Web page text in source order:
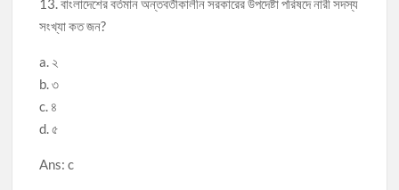
13. বাংলাদেশের বর্তমান অন্তবর্তীকালীন সরকারের উপদেষ্টা পরিষদে নারী সদস্য
সংখ্যা কত জন?
a. ২
b. ৩
c. ৪
d. ৫
Ans: c